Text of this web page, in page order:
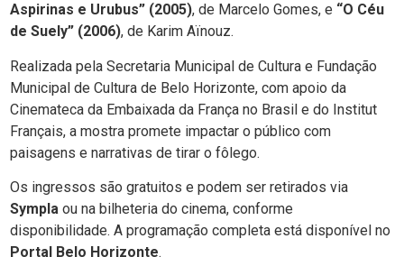
Aspirinas e Urubus” (2005), de Marcelo Gomes, e “O Céu
de Suely” (2006), de Karim Aïnouz.
Realizada pela Secretaria Municipal de Cultura e Fundação
Municipal de Cultura de Belo Horizonte, com apoio da
Cinemateca da Embaixada da França no Brasil e do Institut
Français, a mostra promete impactar o público com
paisagens e narrativas de tirar o fôlego.
Os ingressos são gratuitos e podem ser retirados via
Sympla ou na bilheteria do cinema, conforme
disponibilidade. A programação completa está disponível no
Portal Belo Horizonte.